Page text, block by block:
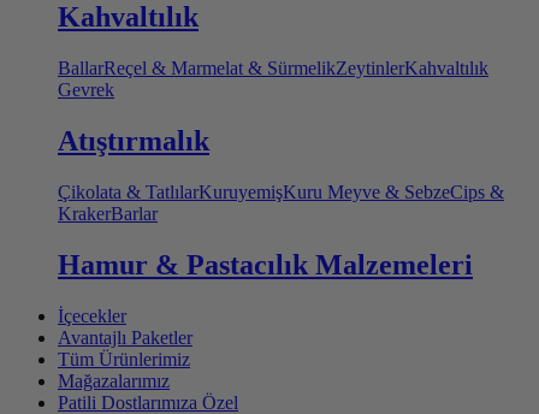
Kahvaltılık
BallarReçel & Marmelat & SürmelikZeytinlerKahvaltılık
Gevrek
Atıştırmalık
Çikolata & TatlılarKuruyemişKuru Meyve & SebzeCips &
KrakerBarlar
Hamur & Pastacılık Malzemeleri
İçecekler
Avantajlı Paketler
Tüm Ürünlerimiz
Mağazalarımız
Patili Dostlarımıza Özel